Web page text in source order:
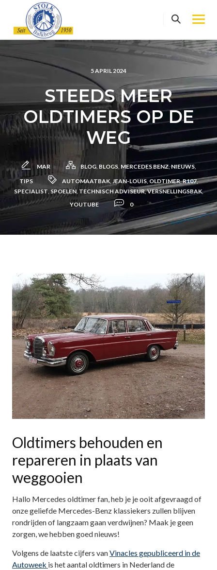
content
5 APRIL 2024
STEEDS MEER
OLDTIMERS OP DE
WEG
MAR BLOG, BLOGS, MERCEDES BENZ,NIEUWS,
TIPS
AUTOMAATBAK, JEAN-LOUIS, OLDTIMER,R107,
SPECIALIST, SPOELEN,TECHNISCH ADVISEUR,VERSNELLINGSBAK,
YOUTUBE
0
Oldtimers behouden en
repareren in plaats van
weggooien
Hallo Mercedes oldtimer fan, heb je je ooit afgevraagd of
onze geliefde Mercedes-Benz klassiekers zullen blijven
rondrijden of langzaam gaan verdwijnen? Maak je geen
zorgen, we hebben goed nieuws!
Volgens de laatste cijfers vanVinacles gepubliceerd in de
Autoweek is het aantal oldtimers in Nederland de